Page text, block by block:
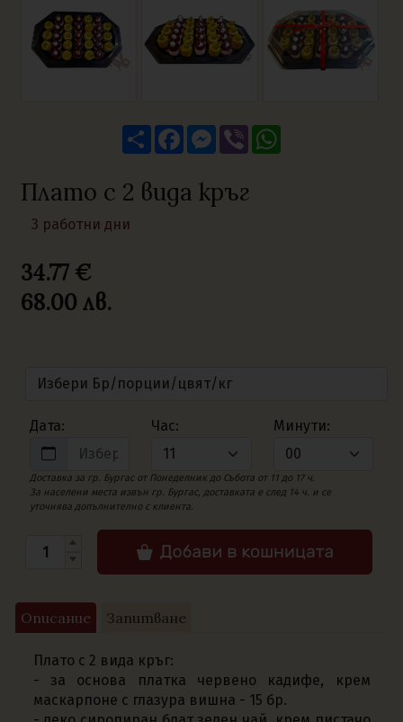
ShareFacebookMessenger
Viber
Плато с 2 вида кръг
3 работни дни
34.77 €
68.00 лв.
Дата: Час: Минути:
Доставка за гр. Бургас от Понеделник до Събота от 11 до 17 ч.
За населени места извън гр. Бургас, доставката е след 14 ч. и се
уточнява допълнително с клиента.
Описание Запитване
Плато с 2 вида кръг:
- за основа платка червено кадифе, крем
маскарпоне с глазура вишна - 15 бр.